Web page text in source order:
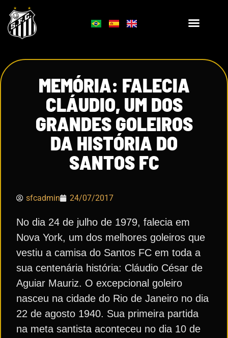
MEMÓRIA: FALECIA
CLÁUDIO, UM DOS
GRANDES GOLEIROS
DA HISTÓRIA DO
SANTOS FC
sfcadmin 24/07/2017
No dia 24 de julho de 1979, falecia em
Nova York, um dos melhores goleiros que
vestiu a camisa do Santos FC em toda a
sua centenária história: Cláudio César de
Aguiar Mauriz. O excepcional goleiro
nasceu na cidade do Rio de Janeiro no dia
22 de agosto 1940. Sua primeira partida
na meta santista aconteceu no dia 10 de